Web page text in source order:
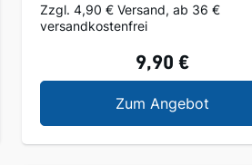
- Die historische Zeitung
Zzgl. 4,90 € Versand, ab 36 €
versandkostenfrei
9,90 €
Zum Angebot